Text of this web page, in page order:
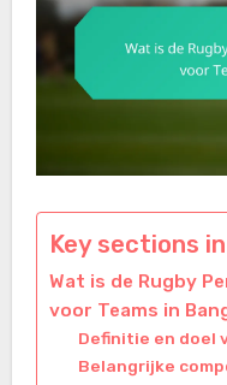
Key sections
Wat is de Rugby
voor Teams in
Definitie en doel
Belangrijke